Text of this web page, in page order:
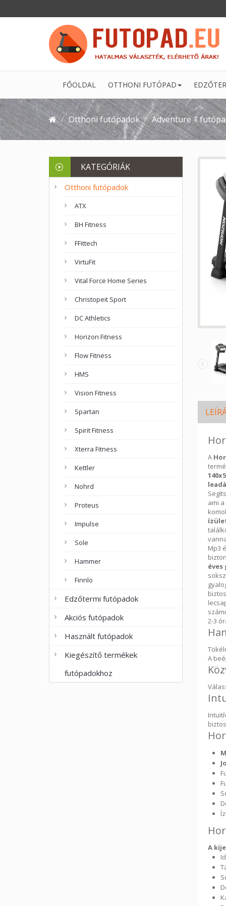
FŐOLDAL OTTHONI FUTÓPAD
Otthoni futópadok Adventure 1
KATEGÓRIÁK
Otthoni futópadok
ATX
BH Fitness
FFittech
VirtuFit
Vital Force Home Series
Christopeit Sport
DC Athletics
Horizon Fitness
Flow Fitness
HMS
Vision Fitness
Spartan
Spirit Fitness
Xterra Fitness
Kettler
Nohrd
Proteus
Impulse
Sole
Hammer
Finnlo
Edzőtermi futópadok
Akciós futópadok
Használt futópadok
Kiegészítő termékek
futópadokhoz
‹
A
ami
Mp3
2-3
A
A